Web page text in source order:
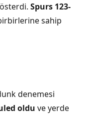
Spurs 123-
sahip
denemesi
oldu ve yerde